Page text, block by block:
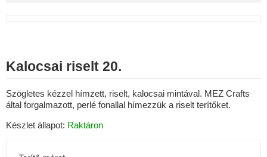
Kalocsai riselt 20.
Szögletes kézzel hímzett, riselt, kalocsai mintával. MEZ Crafts
által forgalmazott, perlé fonallal hímezzük a riselt terítőket.
Készlet állapot: Raktáron